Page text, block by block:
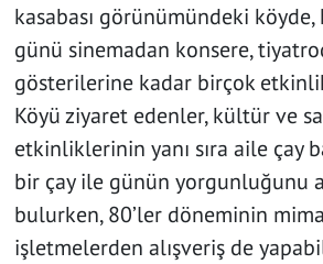
kasabası görünümündeki köyde,
günü sinemadan konsere,
gösterilerine kadar birçok
Köyü ziyaret edenler, kültür ve
etkinliklerinin yanı sıra aile çay
bir çay ile günün yorgunluğunu
bulurken, 80’ler döneminin
işletmelerden alışveriş de